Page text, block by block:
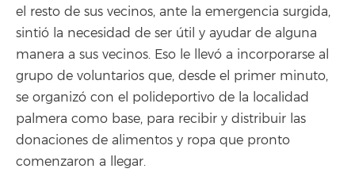
el resto de sus vecinos, ante la emergencia surgida,
sintió la necesidad de ser útil y ayudar de alguna
manera a sus vecinos. Eso le llevó a incorporarse al
grupo de voluntarios que, desde el primer minuto,
se organizó con el polideportivo de la localidad
palmera como base, para recibir y distribuir las
donaciones de alimentos y ropa que pronto
comenzaron a llegar.